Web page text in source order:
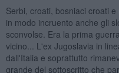
Serbi, croati, bosniaci croati
in modo incruento anche gli
sconvolse. Era la prima
vicino... L'ex Jugoslavia in
dall'Italia e soprattutto
grande del sottoscritto che